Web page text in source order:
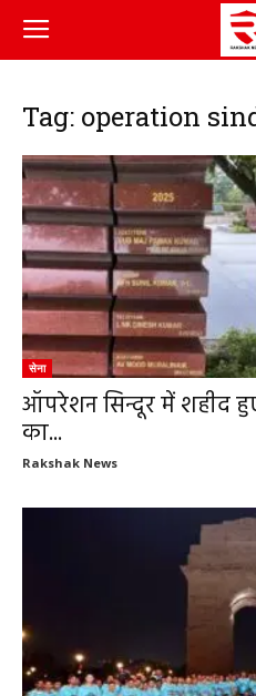
Tag: operation
सेना
ऑपरेशन सिन्दूर में शहीद
का...
Rakshak News